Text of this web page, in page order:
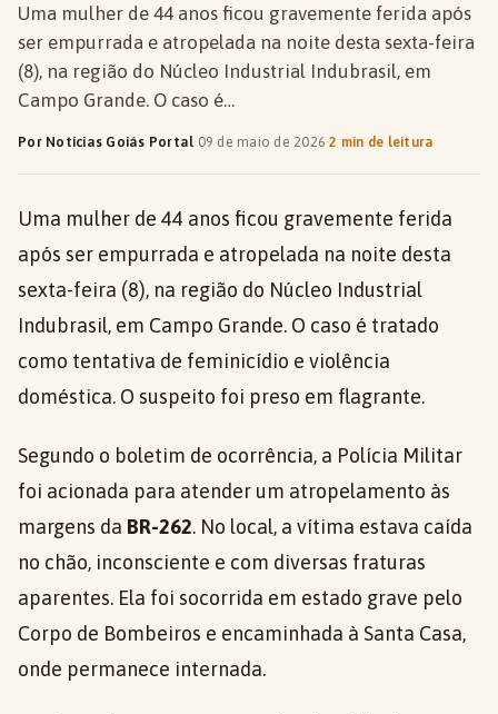
Uma mulher de 44 anos ficou gravemente ferida após
ser empurrada e atropelada na noite desta sexta-feira
(8), na região do Núcleo Industrial Indubrasil, em
Campo Grande. O caso é…
Por Notícias Goiás Portal· 09 de maio de 2026·2 min de leitura
Uma mulher de 44 anos ficou gravemente ferida
após ser empurrada e atropelada na noite desta
sexta-feira (8), na região do Núcleo Industrial
Indubrasil, em Campo Grande. O caso é tratado
como tentativa de feminicídio e violência
doméstica. O suspeito foi preso em flagrante.
Segundo o boletim de ocorrência, a Polícia Militar
foi acionada para atender um atropelamento às
margens da BR-262. No local, a vítima estava caída
no chão, inconsciente e com diversas fraturas
aparentes. Ela foi socorrida em estado grave pelo
Corpo de Bombeiros e encaminhada à Santa Casa,
onde permanece internada.